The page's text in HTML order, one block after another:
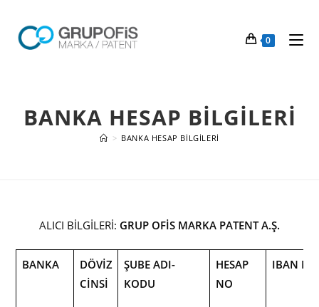
0
BANKA HESAP BİLGİLERİ
> BANKA HESAP BİLGİLERİ
ALICI BİLGİLERİ: GRUP OFİS MARKA PATENT A.Ş.
BANKA
DÖVIZ
CINSI
ŞUBE ADI-
KODU
HESAP
NO
IBAN NO